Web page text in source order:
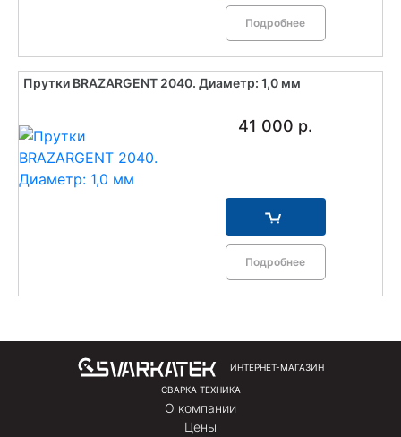
Подробнее
Прутки BRAZARGENT 2040. Диаметр: 1,0 мм
41 000 р.
Подробнее
ИНТЕРНЕТ-МАГАЗИН
СВАРКА ТЕХНИКА
О компании
Цены